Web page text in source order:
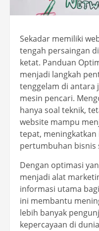
Sekadar memiliki
tengah persaingan
ketat. Panduan
menjadi langkah
tenggelam di antara
mesin pencari.
hanya soal teknik,
website mampu
tepat,
pertumbuhan bisnis
Dengan optimasi
menjadi alat
informasi utama
ini membantu
lebih banyak
kepercayaan di